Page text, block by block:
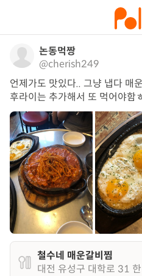
논동먹짱
@cherish249
언제가도 맛있다.. 그냥 냅다 매
후라이는 추가해서 또 먹어야함
철수네 매운갈비찜
대전 유성구 대학로 31